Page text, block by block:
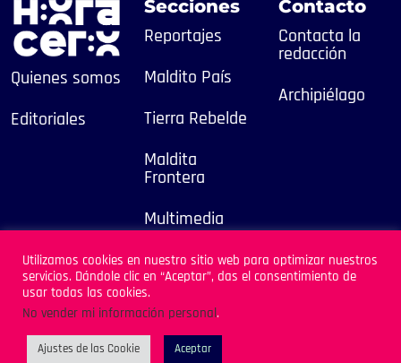
Quienes somos
Editoriales
Secciones
Reportajes
Maldito País
Tierra Rebelde
Maldita
Frontera
Multimedia
2025
Contacto
Contacta la
redacción
Archipiélago
Sitio Desarrollado por
Archipiélago
Utilizamos cookies en nuestro sitio web para optimizar nuestros
servicios. Dándole clic en “Aceptar”, das el consentimiento de
usar todas las cookies.
No vender mi información personal.
Ajustes de las Cookie Aceptar